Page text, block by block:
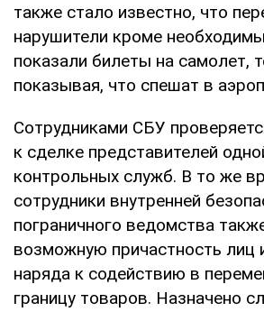
также стало известно, что
нарушители кроме
показали билеты на самолет,
показывая, что спешат в
Сотрудниками СБУ
к сделке представителей
контрольных служб. В то же
сотрудники внутренней
пограничного ведомства
возможную причастность лиц
наряда к содействию в
границу товаров. Назначено